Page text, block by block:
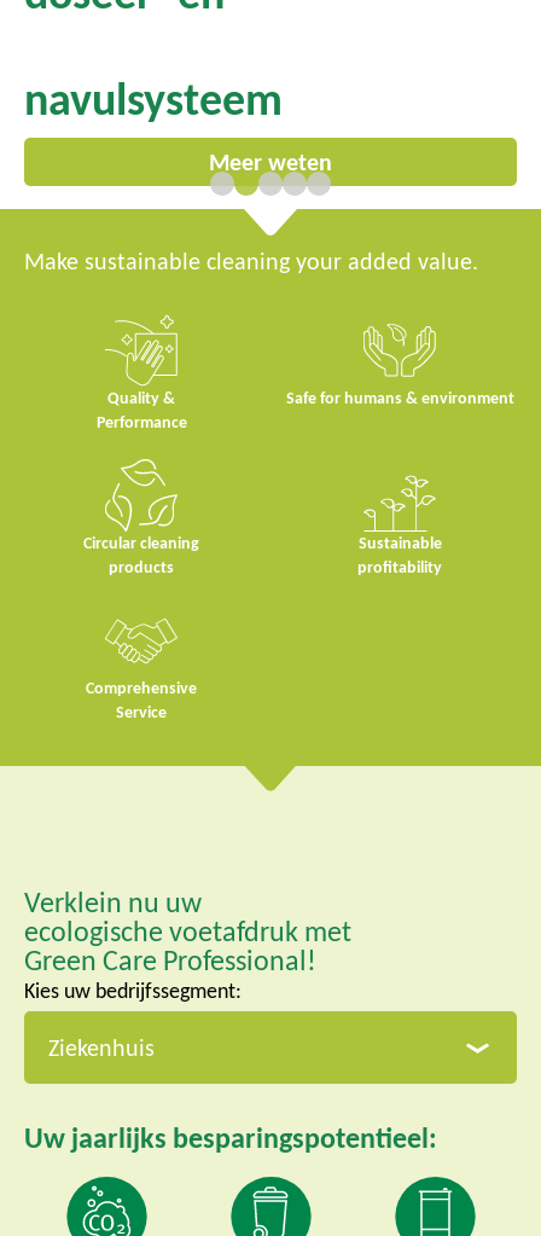
navulsysteem
Meer weten
Make sustainable cleaning your added value.
Quality &
Performance
Safe for humans & environment
Circular cleaning
products
Sustainable
profitability
Comprehensive
Service
Verklein nu uw
ecologische voetafdruk met
Green Care Professional!
Kies uw bedrijfssegment:
Uw jaarlijks besparingspotentieel: